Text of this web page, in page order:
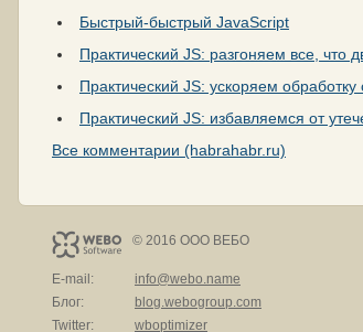
Быстрый-быстрый JavaScript
Практический JS: разгоняем все, что
Практический JS: ускоряем обработку
Практический JS: избавляемся от
Все комментарии (habrahabr.ru)
© 2016 ООО ВЕБО
E-mail:
info@webo.name
Блог:
blog.webogroup.com
Twitter:
wboptimizer